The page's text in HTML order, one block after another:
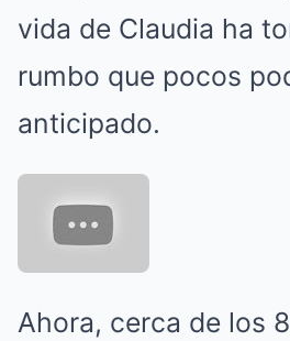
vida de Claudia ha
rumbo que pocos
anticipado.
Ahora, cerca de los